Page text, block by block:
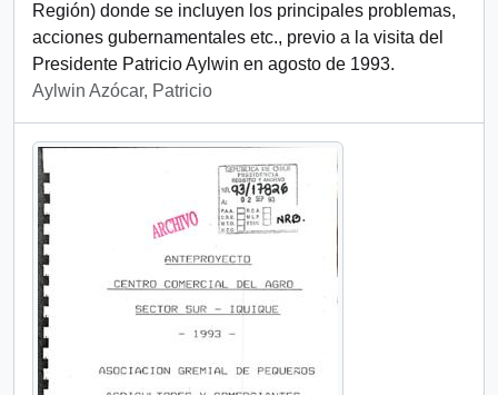
Región) donde se incluyen los principales problemas,
acciones gubernamentales etc., previo a la visita del
Presidente Patricio Aylwin en agosto de 1993.
Aylwin Azócar, Patricio